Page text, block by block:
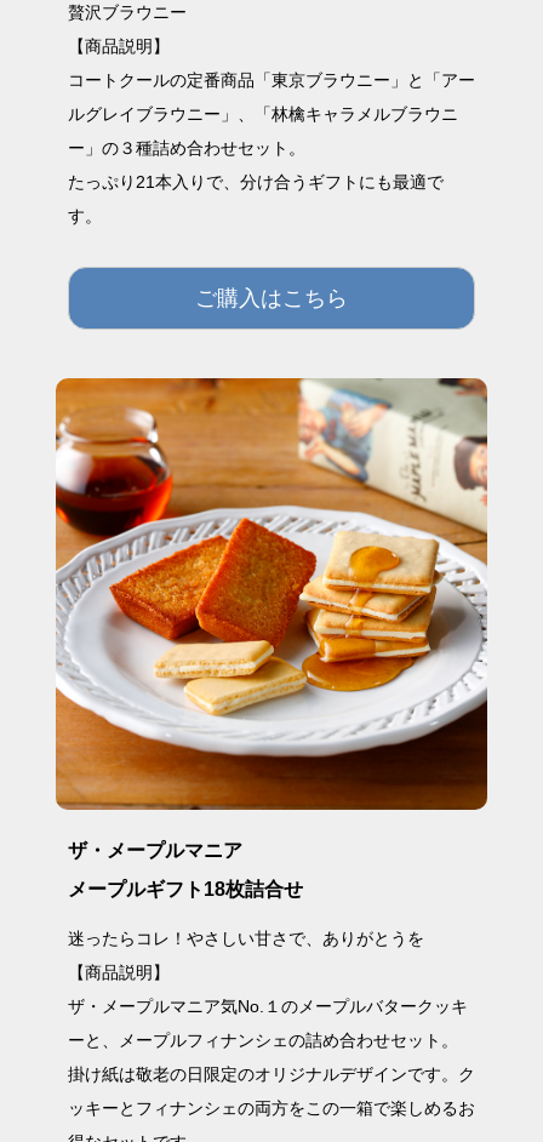
贅沢ブラウニー
【商品説明】
コートクールの定番商品「東京ブラウニー」と「アー
ルグレイブラウニー」、「林檎キャラメルブラウニ
ー」の３種詰め合わせセット。
たっぷり21本入りで、分け合うギフトにも最適で
す。
ご購入はこちら
ザ・メープルマニア
メープルギフト18枚詰合せ
迷ったらコレ！やさしい甘さで、ありがとうを
【商品説明】
ザ・メープルマニア気No.１のメープルバタークッキ
ーと、メープルフィナンシェの詰め合わせセット。
掛け紙は敬老の日限定のオリジナルデザインです。ク
ッキーとフィナンシェの両方をこの一箱で楽しめるお